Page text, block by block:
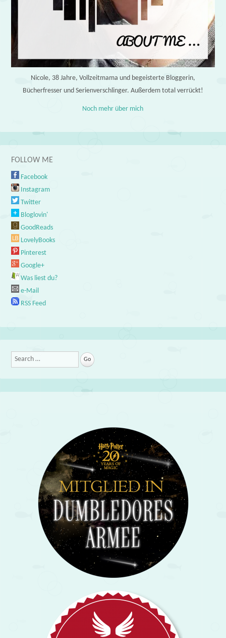
Nicole, 38 Jahre, Vollzeitmama und begeisterte Bloggerin,
Bücherfresser und Serienverschlinger. Außerdem total verrückt!
Noch mehr über mich
FOLLOW ME
Facebook
Instagram
Twitter
Bloglovin'
GoodReads
LovelyBooks
Pinterest
Google+
Was liest du?
e-Mail
RSS Feed
Search